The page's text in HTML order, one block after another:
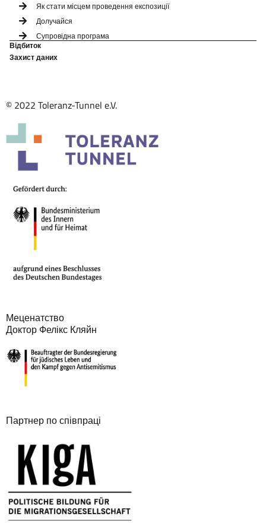
Як стати місцем проведення експозиції
Долучайся
Супровідна програма
Відбиток
Захист даних
© 2022 Toleranz-Tunnel e.V.
Меценатство
Доктор Фелікс Кляйн
Партнер по співпраці